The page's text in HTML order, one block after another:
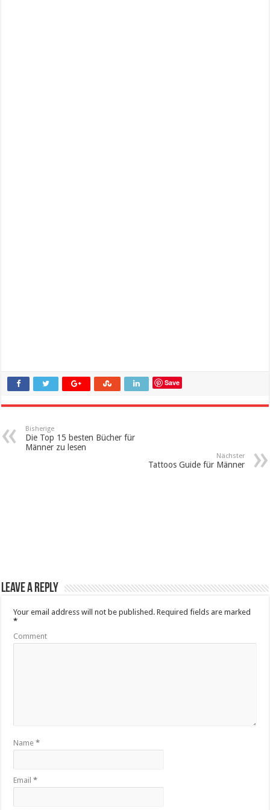
Save
Bisherige
Die Top 15 besten Bücher für
Männer zu lesen
Nächster
Tattoos Guide für Männer
Leave a Reply
Your email address will not be published. Required fields are marked
*
Comment
Name*
Email*